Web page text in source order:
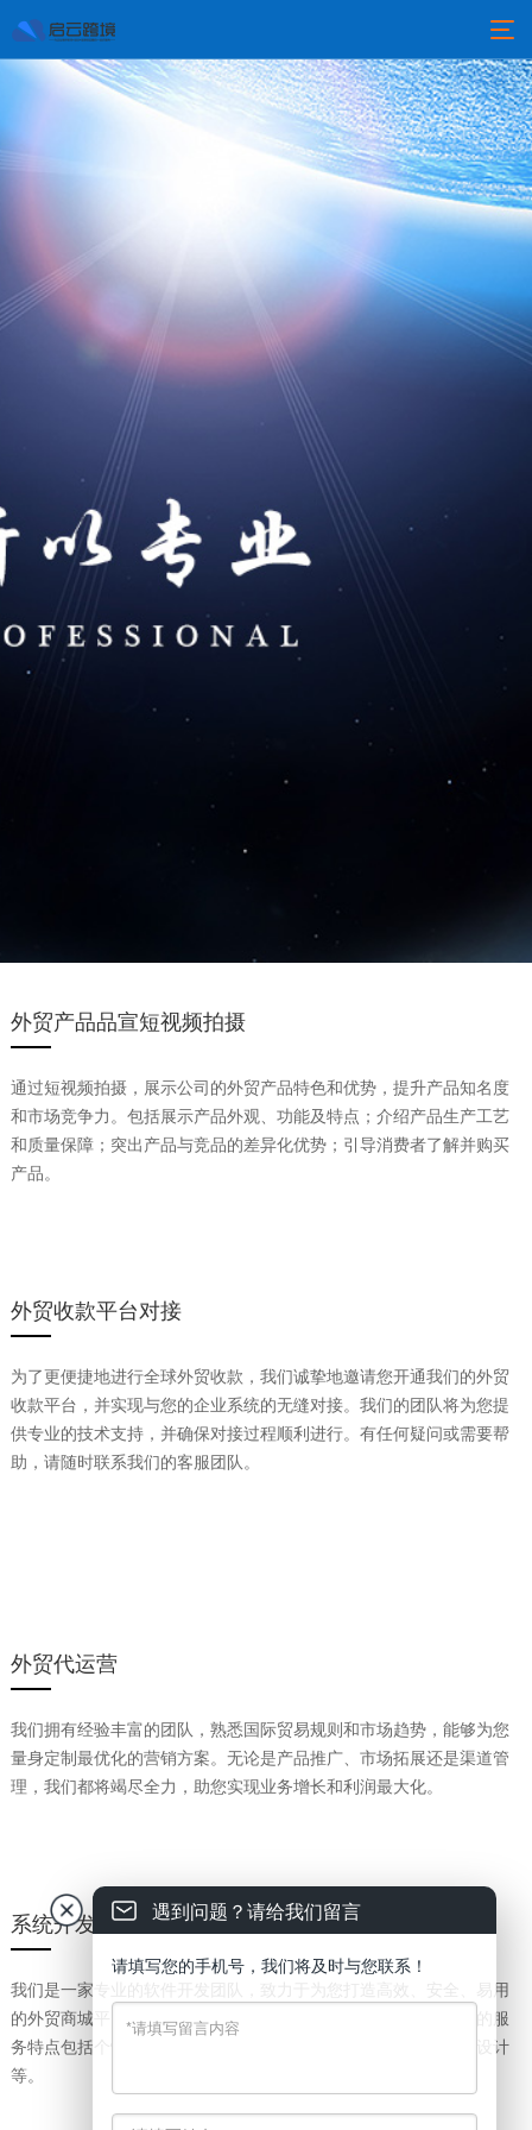
外贸产品品宣短视频拍摄
通过短视频拍摄，展示公司的外贸产品特色和优势，提升产品知名度
和市场竞争力。包括展示产品外观、功能及特点；介绍产品生产工艺
和质量保障；突出产品与竞品的差异化优势；引导消费者了解并购买
产品。
外贸收款平台对接
为了更便捷地进行全球外贸收款，我们诚挚地邀请您开通我们的外贸
收款平台，并实现与您的企业系统的无缝对接。我们的团队将为您提
供专业的技术支持，并确保对接过程顺利进行。有任何疑问或需要帮
助，请随时联系我们的客服团队。
外贸代运营
我们拥有经验丰富的团队，熟悉国际贸易规则和市场趋势，能够为您
量身定制最优化的营销方案。无论是产品推广、市场拓展还是渠道管
理，我们都将竭尽全力，助您实现业务增长和利润最大化。
系统开发
我们是一家专业的软件开发团队，致力于为您打造高效、安全、易用
的外贸商城平台，助力您拓展国际市场，提升业务竞争力。我们的服
务特点包括个性化定制、多语言支持、安全可靠、移动端响应式设计
等。
遇到问题？请给我们留言
请填写您的手机号，我们将及时与您联系！